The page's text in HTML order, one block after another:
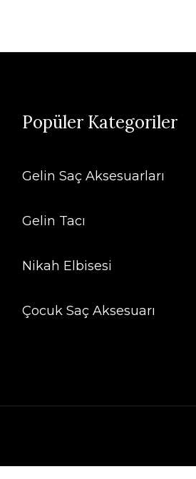
Popüler Kategoriler
Gelin Saç Aksesuarları
Gelin Tacı
Nikah Elbisesi
Çocuk Saç Aksesuarı